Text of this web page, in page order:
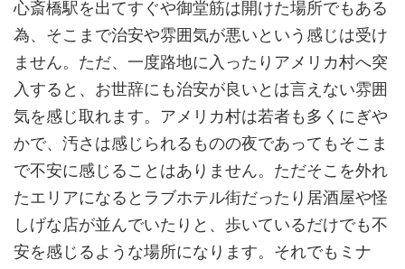
心斎橋駅を出てすぐや御堂筋は開けた場所でもある
為、そこまで治安や雰囲気が悪いという感じは受け
ません。ただ、一度路地に入ったりアメリカ村へ突
入すると、お世辞にも治安が良いとは言えない雰囲
気を感じ取れます。アメリカ村は若者も多くにぎや
かで、汚さは感じられるものの夜であってもそこま
で不安に感じることはありません。ただそこを外れ
たエリアになるとラブホテル街だったり居酒屋や怪
しげな店が並んでいたりと、歩いているだけでも不
安を感じるような場所になります。それでもミナ